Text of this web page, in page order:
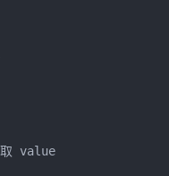
value